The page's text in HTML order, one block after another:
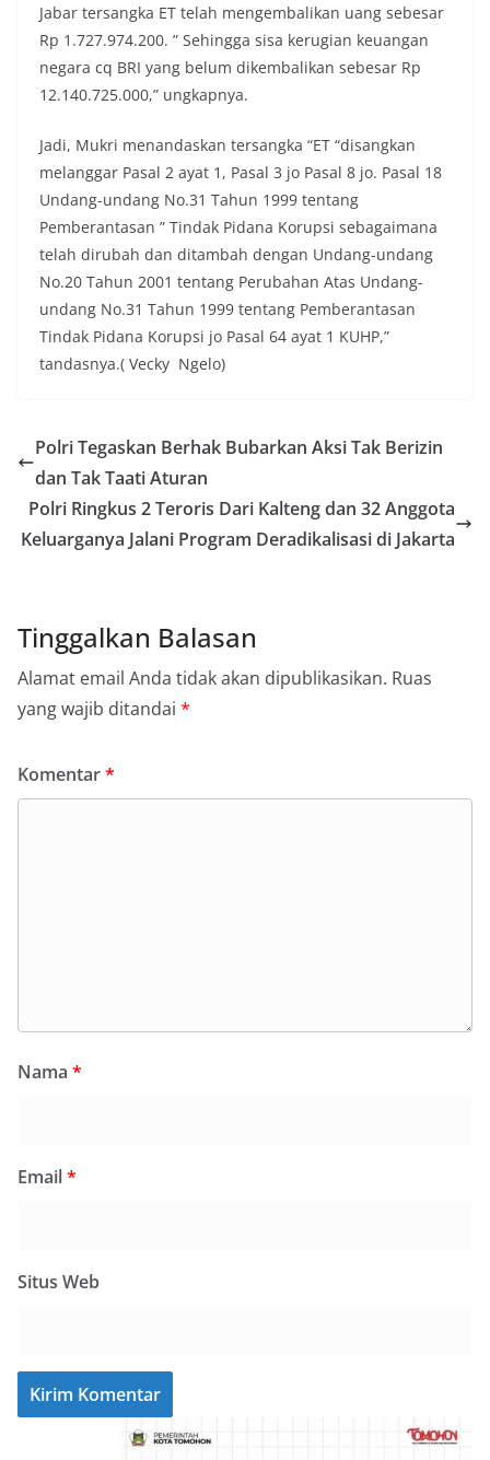
Jabar tersangka ET telah mengembalikan uang sebesar
Rp 1.727.974.200. ” Sehingga sisa kerugian keuangan
negara cq BRI yang belum dikembalikan sebesar Rp
12.140.725.000,” ungkapnya.
Jadi, Mukri menandaskan tersangka “ET “disangkan
melanggar Pasal 2 ayat 1, Pasal 3 jo Pasal 8 jo. Pasal 18
Undang-undang No.31 Tahun 1999 tentang
Pemberantasan ” Tindak Pidana Korupsi sebagaimana
telah dirubah dan ditambah dengan Undang-undang
No.20 Tahun 2001 tentang Perubahan Atas Undang-
undang No.31 Tahun 1999 tentang Pemberantasan
Tindak Pidana Korupsi jo Pasal 64 ayat 1 KUHP,”
tandasnya.( Vecky Ngelo)
Polri Tegaskan Berhak Bubarkan Aksi Tak Berizin
dan Tak Taati Aturan
Polri Ringkus 2 Teroris Dari Kalteng dan 32 Anggota
Keluarganya Jalani Program Deradikalisasi di Jakarta
Tinggalkan Balasan
Alamat email Anda tidak akan dipublikasikan. Ruas
yang wajib ditandai *
Komentar*
Nama *
Email*
Situs Web